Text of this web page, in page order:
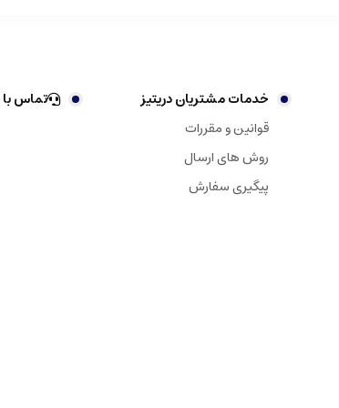
خدمات مشتریان دریتیز
قوانین و مقررات
روش های ارسال
پیگیری سفارش
تماس با